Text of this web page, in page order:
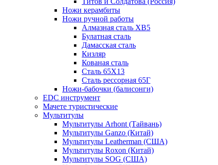
Ножи керамбиты
Ножи ручной работы
Алмазная сталь ХВ5
Булатная сталь
Дамасская сталь
Кизляр
Кованая сталь
Сталь 65Х13
Сталь рессорная 65Г
Ножи-бабочки (балисонги)
EDC инструмент
Мачете туристические
Мультитулы
Мультитулы Arhont (Тайвань)
Мультитулы Ganzo (Китай)
Мультитулы Leatherman (США)
Мультитулы Roxon (Китай)
Мультитулы SOG (США)